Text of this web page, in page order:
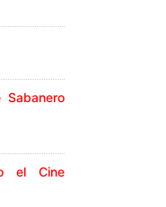
Sabanero
el Cine